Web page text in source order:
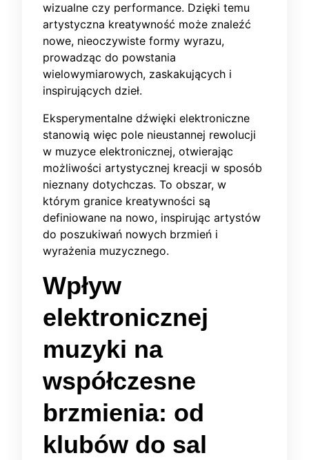
wizualne czy performance. Dzięki temu
artystyczna kreatywność może znaleźć
nowe, nieoczywiste formy wyrazu,
prowadząc do powstania
wielowymiarowych, zaskakujących i
inspirujących dzieł.
Eksperymentalne dźwięki elektroniczne
stanowią więc pole nieustannej rewolucji
w muzyce elektronicznej, otwierając
możliwości artystycznej kreacji w sposób
nieznany dotychczas. To obszar, w
którym granice kreatywności są
definiowane na nowo, inspirując artystów
do poszukiwań nowych brzmień i
wyrażenia muzycznego.
Wpływ
elektronicznej
muzyki na
współczesne
brzmienia: od
klubów do sal